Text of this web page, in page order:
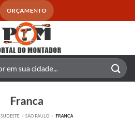
ORÇAMENTO
Franca
SUDESTE / SÃO PAULO / FRANCA